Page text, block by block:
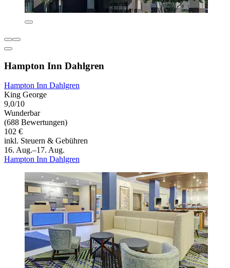
Hampton Inn Dahlgren
Hampton Inn Dahlgren
King George
9,0/10
Wunderbar
(688 Bewertungen)
102 €
inkl. Steuern & Gebühren
16. Aug.–17. Aug.
Hampton Inn Dahlgren